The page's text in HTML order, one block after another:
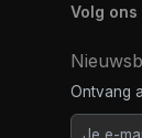
Volg
Ontvang